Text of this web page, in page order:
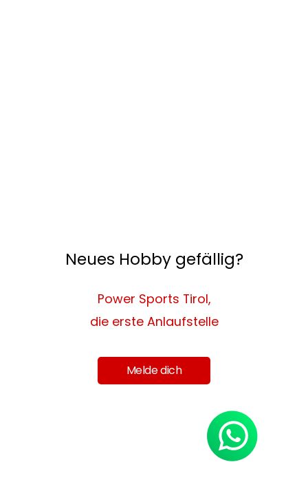
Neues Hobby gefällig?
Power Sports Tirol,
die erste Anlaufstelle
Melde dich